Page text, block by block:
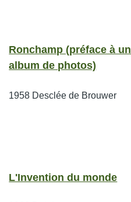
Ronchamp (préface à un
album de photos)
1958 Desclée de Brouwer
L'Invention du monde